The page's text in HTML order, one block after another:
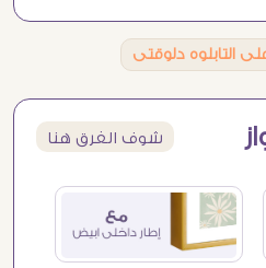
التابلوه دلوقتى
شوف الفرق هنا